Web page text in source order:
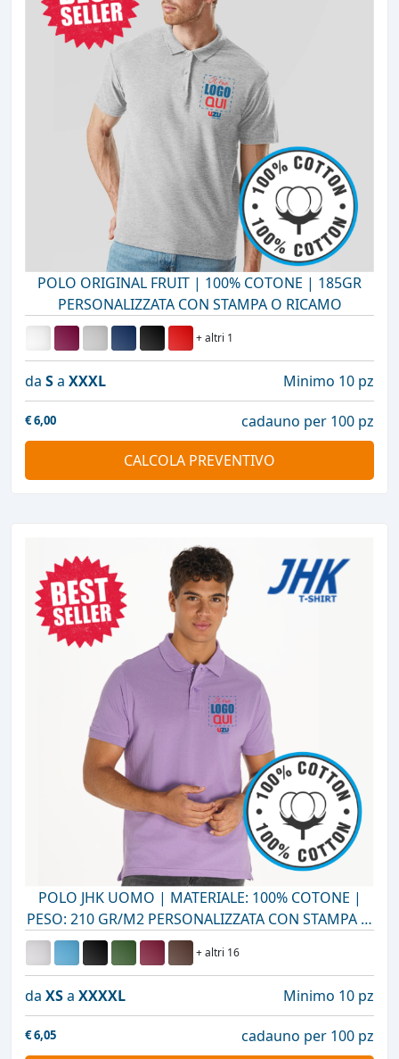
POLO ORIGINAL FRUIT | 100% COTONE | 185GR
PERSONALIZZATA CON STAMPA O RICAMO
+ altri 1
da Sa XXXL Minimo 10 pz
€6,00
cadauno per 100 pz
CALCOLA PREVENTIVO
POLO JHK UOMO | MATERIALE: 100% COTONE |
PESO: 210 GR/M2 PERSONALIZZATA CON STAMPA O
RICAMO
+ altri 16
da XSa XXXXL Minimo 10 pz
€6,05
cadauno per 100 pz